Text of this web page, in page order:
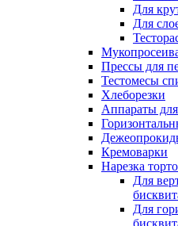
Для
Для
Прессы для
Тестомесы
Хлеборезки
Аппараты
Кремоварки
Нарезка
Для
Для